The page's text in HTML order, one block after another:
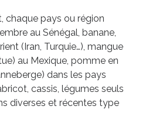
chaque pays ou région
au Sénégal, banane,
(Iran, Turquie…), mangue
au Mexique, pomme en
dans les pays
cassis, légumes seuls
diverses et récentes type